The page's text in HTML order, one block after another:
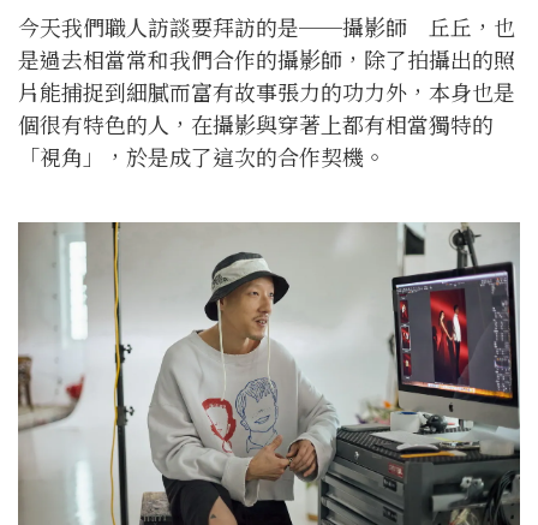
今天我們職人訪談要拜訪的是──攝影師 丘丘，也
是過去相當常和我們合作的攝影師，除了拍攝出的照
片能捕捉到細膩而富有故事張力的功力外，本身也是
個很有特色的人，在攝影與穿著上都有相當獨特的
「視角」，於是成了這次的合作契機。